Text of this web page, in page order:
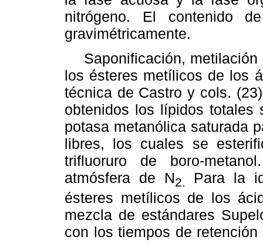
nitrógeno. El contenido
gravimétricamente.
Saponificación, metilación
los ésteres metílicos de los
técnica de Castro y cols.
obtenidos los lípidos totales
potasa metanólica saturada
libres, los cuales se
trifluoruro de boro-
atmósfera de N2. Para la
ésteres metílicos de los
mezcla de estándares
con los tiempos de